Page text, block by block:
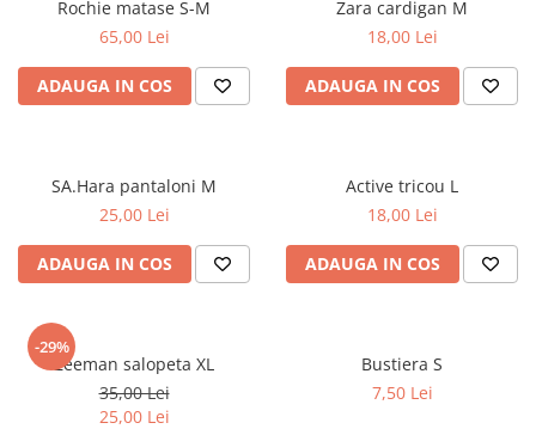
Rochie matase S-M
65,00 Lei
ADAUGA IN COS
Zara cardigan M
18,00 Lei
ADAUGA IN COS
SA.Hara pantaloni M
25,00 Lei
ADAUGA IN COS
Active tricou L
18,00 Lei
ADAUGA IN COS
-29%
Zeeman salopeta XL
35,00 Lei
25,00 Lei
Bustiera S
7,50 Lei